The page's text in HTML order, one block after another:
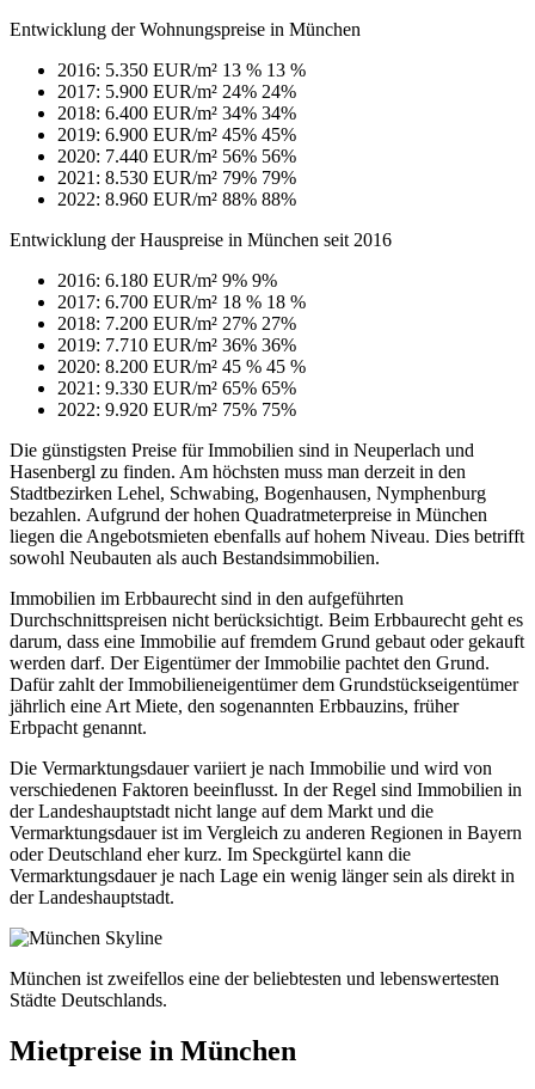
Entwicklung der Wohnungspreise in München
2016: 5.350 EUR/m² 13 % 13 %
2017: 5.900 EUR/m² 24% 24%
2018: 6.400 EUR/m² 34% 34%
2019: 6.900 EUR/m² 45% 45%
2020: 7.440 EUR/m² 56% 56%
2021: 8.530 EUR/m² 79% 79%
2022: 8.960 EUR/m² 88% 88%
Entwicklung der Hauspreise in München seit 2016
2016: 6.180 EUR/m² 9% 9%
2017: 6.700 EUR/m² 18 % 18 %
2018: 7.200 EUR/m² 27% 27%
2019: 7.710 EUR/m² 36% 36%
2020: 8.200 EUR/m² 45 % 45 %
2021: 9.330 EUR/m² 65% 65%
2022: 9.920 EUR/m² 75% 75%
Die günstigsten Preise für Immobilien sind in Neuperlach und
Hasenbergl zu finden. Am höchsten muss man derzeit in den
Stadtbezirken Lehel, Schwabing, Bogenhausen, Nymphenburg
bezahlen. Aufgrund der hohen Quadratmeterpreise in München
liegen die Angebotsmieten ebenfalls auf hohem Niveau. Dies betrifft
sowohl Neubauten als auch Bestandsimmobilien.
Immobilien im Erbbaurecht sind in den aufgeführten
Durchschnittspreisen nicht berücksichtigt. Beim Erbbaurecht geht es
darum, dass eine Immobilie auf fremdem Grund gebaut oder gekauft
werden darf. Der Eigentümer der Immobilie pachtet den Grund.
Dafür zahlt der Immobilieneigentümer dem Grundstückseigentümer
jährlich eine Art Miete, den sogenannten Erbbauzins, früher
Erbpacht genannt.
Die Vermarktungsdauer variiert je nach Immobilie und wird von
verschiedenen Faktoren beeinflusst. In der Regel sind Immobilien in
der Landeshauptstadt nicht lange auf dem Markt und die
Vermarktungsdauer ist im Vergleich zu anderen Regionen in Bayern
oder Deutschland eher kurz. Im Speckgürtel kann die
Vermarktungsdauer je nach Lage ein wenig länger sein als direkt in
der Landeshauptstadt.
München ist zweifellos eine der beliebtesten und lebenswertesten
Städte Deutschlands.
Mietpreise in München